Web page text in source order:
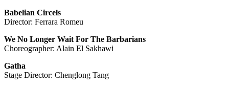
Babelian Circels
Director: Ferrara Romeu
We No Longer Wait For The Barbarians
Choreographer: Alain El Sakhawi
Gatha
Stage Director: Chenglong Tang